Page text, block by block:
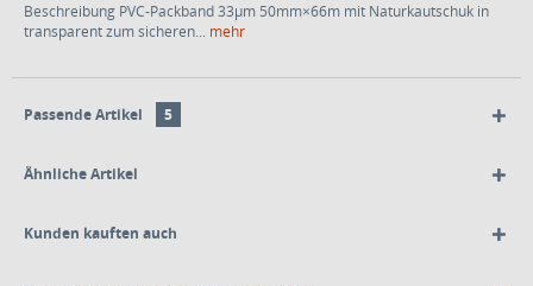
Beschreibung PVC-Packband 33µm 50mm×66m mit Naturkautschuk in
transparent zum sicheren... mehr
Passende Artikel 5
Ähnliche Artikel
Kunden kauften auch